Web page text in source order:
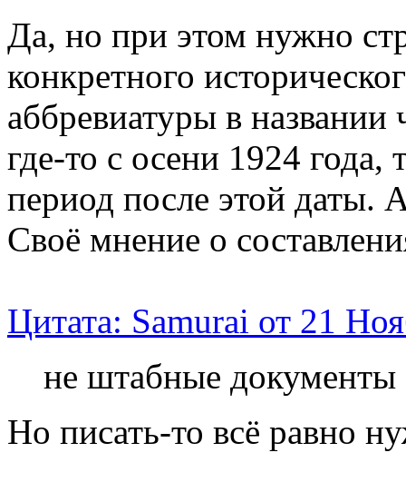
Да, но при этом нужно
конкретного
аббревиатуры в названии
где-то с осени 1924
период после этой даты.
Своё мнение о
Цитата: Samurai от 21
не штабные документы
Но писать-то всё равно